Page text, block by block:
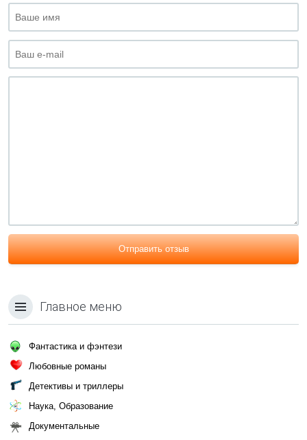
Отправить отзыв
Главное меню
Фантастика и фэнтези
Любовные романы
Детективы и триллеры
Наука, Образование
Документальные